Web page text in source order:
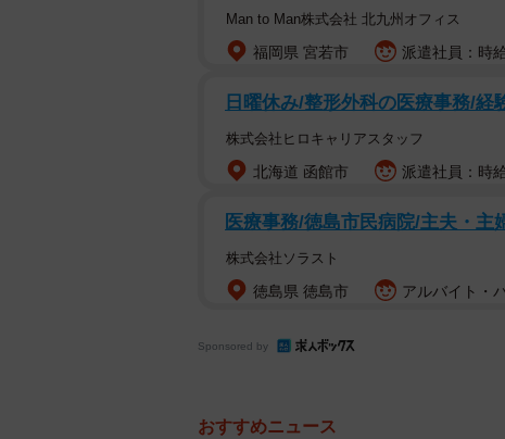
Man to Man株式会社 北九州オフィス
福岡県 宮若市 派遣社員：時
日曜休み/整形外科の医療事務/
株式会社ヒロキャリアスタッフ
北海道 函館市 派遣社員：時
医療事務/徳島市民病院/主夫・主
株式会社ソラスト
徳島県 徳島市 アルバイト・
Sponsored by
おすすめニュース